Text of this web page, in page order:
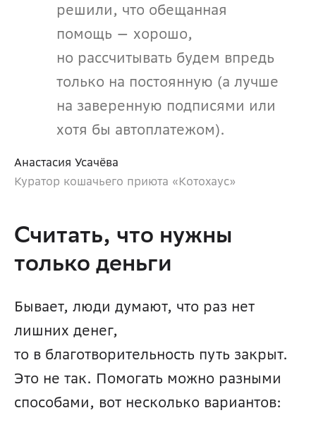
решили, что обещанная
помощь — хорошо,
но рассчитывать будем впредь
только на постоянную (а лучше
на заверенную подписями или
хотя бы автоплатежом).
Анастасия Усачёва
Куратор кошачьего приюта «Котохаус»
Считать, что нужны
только деньги
Бывает, люди думают, что раз нет
лишних денег,
то в благотворительность путь закрыт.
Это не так. Помогать можно разными
способами, вот несколько вариантов: